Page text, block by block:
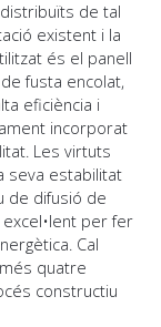
distribuïts de tal
existent i la
és el panell
fusta encolat,
eficiència i
incorporat
Les virtuts
seva estabilitat
de difusió de
per fer
Cal
quatre
constructiu